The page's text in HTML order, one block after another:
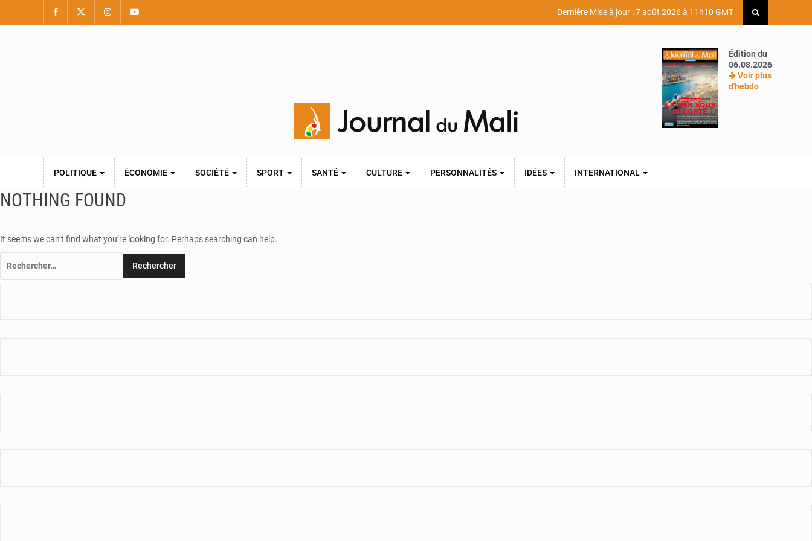
Dernière Mise à jour : 7 août 2026 à 11h10 GMT
Édition du
06.08.2026
Voir plus
d'hebdo
POLITIQUE ÉCONOMIE SOCIÉTÉ SPORT SANTÉ CULTURE PERSONNALITÉS IDÉES INTERNATIONAL
NOTHING FOUND
It seems we can’t find what you’re looking for. Perhaps searching can help.